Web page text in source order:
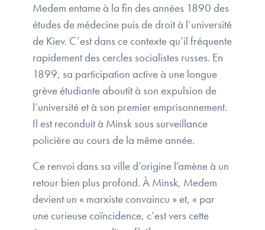
Medem entame à la fin des années 1890 des
études de médecine puis de droit à l’université
de Kiev. C’est dans ce contexte qu’il fréquente
rapidement des cercles socialistes russes. En
1899, sa participation active à une longue
grève étudiante aboutit à son expulsion de
l’université et à son premier emprisonnement.
Il est reconduit à Minsk sous surveillance
policière au cours de la même année.
Ce renvoi dans sa ville d’origine l’amène à un
retour bien plus profond. À Minsk, Medem
devient un « marxiste convaincu » et, « par
une curieuse coïncidence, c’est vers cette